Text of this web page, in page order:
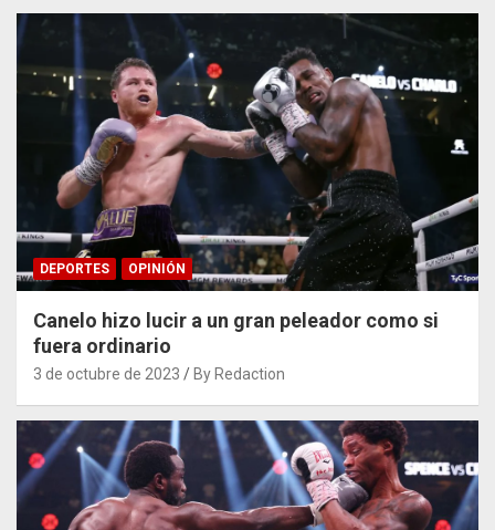
DEPORTES OPINIÓN
Canelo hizo lucir a un gran peleador como si
fuera ordinario
3 de octubre de 2023 By Redaction